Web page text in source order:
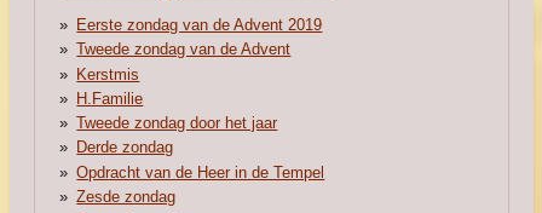
Eerste zondag van de Advent 2019
Tweede zondag van de Advent
Kerstmis
H.Familie
Tweede zondag door het jaar
Derde zondag
Opdracht van de Heer in de Tempel
Zesde zondag